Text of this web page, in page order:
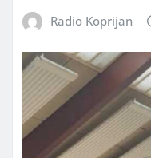
Radio Koprijan